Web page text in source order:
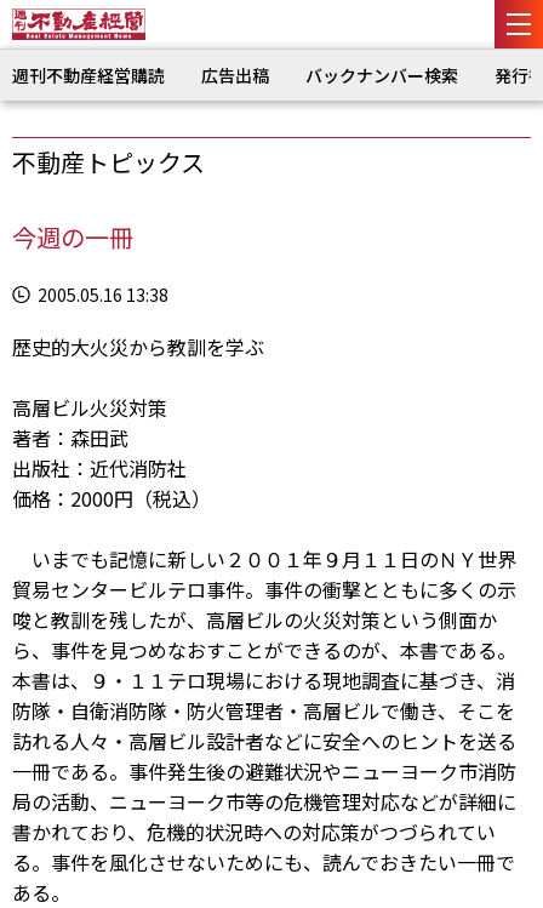
週刊不動産経営購読 広告出稿 バックナンバー検索 発行
不動産トピックス
今週の一冊
2005.05.16 13:38
歴史的大火災から教訓を学ぶ
高層ビル火災対策
著者：森田武
出版社：近代消防社
価格：2000円（税込）
いまでも記憶に新しい２００１年９月１１日のＮＹ世界
貿易センタービルテロ事件。事件の衝撃とともに多くの示
唆と教訓を残したが、高層ビルの火災対策という側面か
ら、事件を見つめなおすことができるのが、本書である。
本書は、９・１１テロ現場における現地調査に基づき、消
防隊・自衛消防隊・防火管理者・高層ビルで働き、そこを
訪れる人々・高層ビル設計者などに安全へのヒントを送る
一冊である。事件発生後の避難状況やニューヨーク市消防
局の活動、ニューヨーク市等の危機管理対応などが詳細に
書かれており、危機的状況時への対応策がつづられてい
る。事件を風化させないためにも、読んでおきたい一冊で
ある。